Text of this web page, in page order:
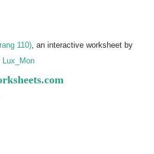
110), an interactive worksheet by
Lux_Mon